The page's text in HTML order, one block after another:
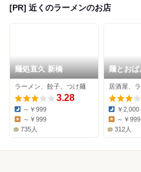
[PR] 近くのラーメンのお店
麺処直久 新橋
ラーメン、餃子、つけ麺
3.28
Dinner:
～￥999
～￥999
735人
麺とお
のお店
Dinner:
￥
～￥999
312人